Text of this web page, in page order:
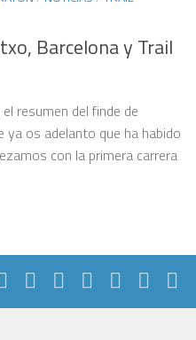
Barcelona y Trail
resumen del finde de
os adelanto que ha habido
con la primera carrera